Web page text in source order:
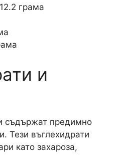
грама
и
съдържат предимно
Тези въглехидрати
като захароза,